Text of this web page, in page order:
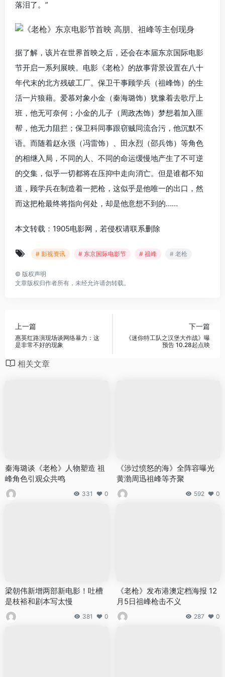
落泪了。”
据了解，该片在世界首映之后，还会在本届东京国际电影
节开启一系列展映。电影《老枪》的故事背景设置在八十
年代末的北方残破工厂。保卫干事顾学兵（祖峰饰）的生
活一片狼藉。爱慕对象小金（秦海璐饰）犹豫着去歌厅上
班，他无可奈何；小金的儿子（周政杰饰）梦想着加入匪
帮，他无力阻拦；保卫科同事跟窃贼同流合污，他沉默不
语。而随着赵永强（冯雷饰）、田永烈（邵兵饰）等角色
的相继入局，不同的人、不同的命运缓慢地产生了不可逆
的交集，似乎一切都将在压抑中走向消亡。但是谁都不知
道，顾学兵在制造着一把枪，这似乎是他唯一的出口，然
而这把枪最终将指向何处，却是他意想不到的……
本文转载：1905电影网，若侵权请联系删除
# 影视资讯 # 东京国际电影节 # 祖峰 # 老枪
© 版权声明
文章版权归作者所有，未经允许请勿转载。
上一篇
惠英红路演现场谈网络暴力：这
是非常不好的现象
下一篇
《迷你特工队之汉堡大作战》曝
预告 10.28起点映
相关文章
秦海璐谈《老枪》人物塑造 祖
峰角色引观众共鸣
331 0
《涉过愤怒的海》全阵容曝光
黄渤周迅祖峰等齐聚
592 0
梁朝伟新增两部新电影！吐槽
是枝裕和剧本写太慢
381 0
《老枪》发布港澳定档海报 12
月5日祖峰枪击不义
287 0